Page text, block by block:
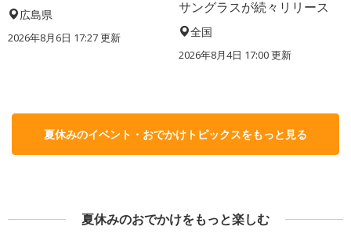
広島県
2026年8月6日 17:27更新
サングラスが続々リリース
全国
2026年8月4日 17:00更新
夏休みのイベント・おでかけトピックスをもっと見る
夏休みのおでかけをもっと楽しむ